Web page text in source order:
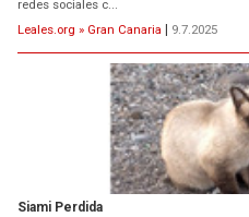
redes sociales c...
Leales.org » Gran Canaria
9.7.2025
Siami Perdida